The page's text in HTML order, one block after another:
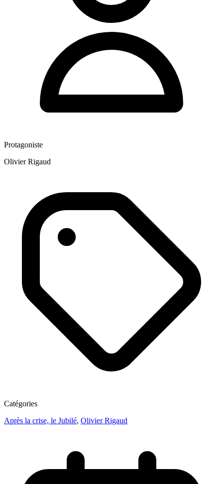
Protagoniste
Olivier Rigaud
Catégories
Après la crise, le Jubilé, Olivier Rigaud